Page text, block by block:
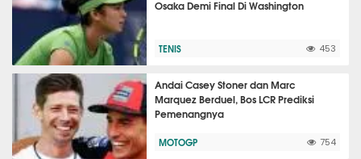
Osaka Demi Final Di Washington
TENIS 453
Andai Casey Stoner dan Marc
Marquez Berduel, Bos LCR Prediksi
Pemenangnya
MOTOGP 754